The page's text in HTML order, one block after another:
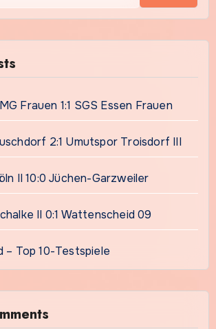
Frauen 1:1 SGS Essen Frauen
2:1 Umutspor Troisdorf III
II 10:0 Jüchen-Garzweiler
II 0:1 Wattenscheid 09
– Top 10-Testspiele